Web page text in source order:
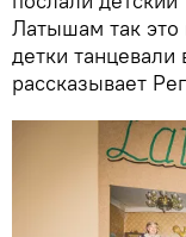
Латышам так
детки
рассказывает